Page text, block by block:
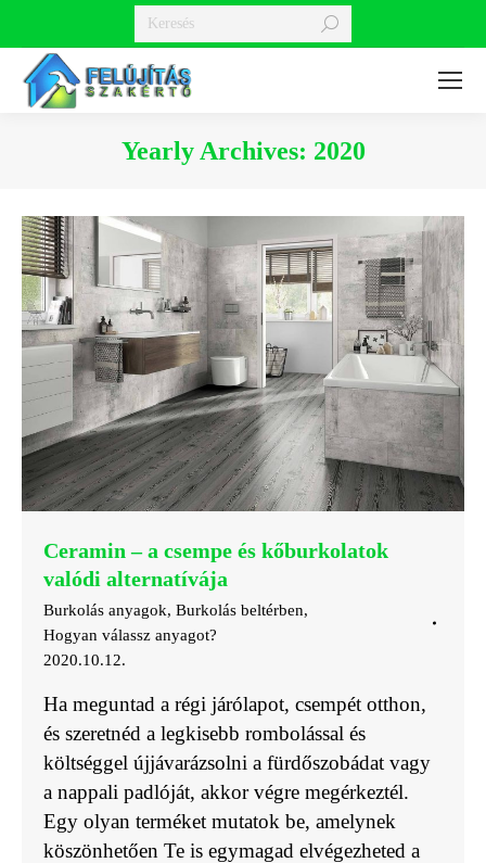
Search:
Yearly Archives: 2020
Ceramin – a csempe és kőburkolatok
valódi alternatívája
Burkolás anyagok, Burkolás beltérben,
Hogyan válassz anyagot?
2020.10.12.
Ha meguntad a régi járólapot, csempét otthon,
és szeretnéd a legkisebb rombolással és
költséggel újjávarázsolni a fürdőszobádat vagy
a nappali padlóját, akkor végre megérkeztél.
Egy olyan terméket mutatok be, amelynek
köszönhetően Te is egymagad elvégezheted a